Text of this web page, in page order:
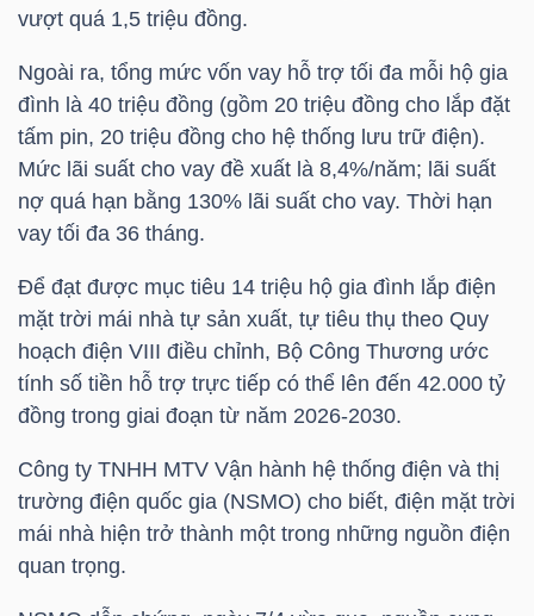
vượt quá 1,5 triệu đồng.
Ngoài ra, tổng mức vốn vay hỗ trợ tối đa mỗi hộ gia
đình là 40 triệu đồng (gồm 20 triệu đồng cho lắp đặt
tấm pin, 20 triệu đồng cho hệ thống lưu trữ điện).
Mức lãi suất cho vay đề xuất là 8,4%/năm; lãi suất
nợ quá hạn bằng 130% lãi suất cho vay. Thời hạn
vay tối đa 36 tháng.
Để đạt được mục tiêu 14 triệu hộ gia đình lắp điện
mặt trời mái nhà tự sản xuất, tự tiêu thụ theo Quy
hoạch điện VIII điều chỉnh, Bộ Công Thương ước
tính số tiền hỗ trợ trực tiếp có thể lên đến 42.000 tỷ
đồng trong giai đoạn từ năm 2026-2030.
Công ty TNHH MTV Vận hành hệ thống điện và thị
trường điện quốc gia (NSMO) cho biết, điện mặt trời
mái nhà hiện trở thành một trong những nguồn điện
quan trọng.
NGUYÊN
VẬT
LIỆU
CÔNG
NGHIỆP
TIÊU
DÙNG
KHÔNG